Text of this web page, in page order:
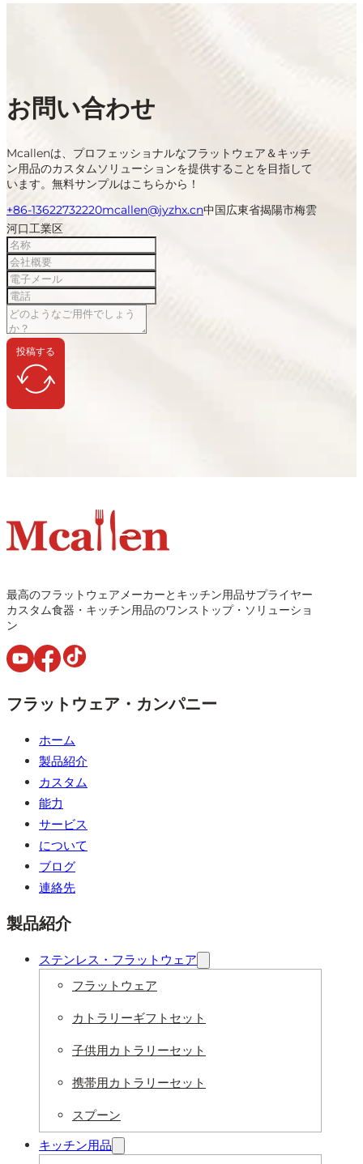
お問い合わせ
Mcallenは、プロフェッショナルなフラットウェア＆キッチ
ン用品のカスタムソリューションを提供することを目指して
います。無料サンプルはこちらから！
+86-13622732220mcallen@jyzhx.cn中国広東省揭陽市梅雲
河口工業区
投稿する
最高のフラットウェアメーカーとキッチン用品サプライヤー
カスタム食器・キッチン用品のワンストップ・ソリューショ
ン
フラットウェア・カンパニー
ホーム
製品紹介
カスタム
能力
サービス
について
ブログ
連絡先
製品紹介
ステンレス・フラットウェア
フラットウェア
カトラリーギフトセット
子供用カトラリーセット
携帯用カトラリーセット
スプーン
キッチン用品